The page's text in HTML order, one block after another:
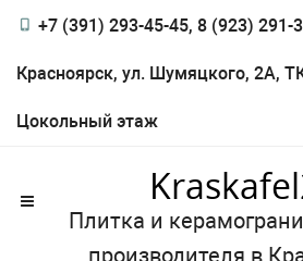
+7 (391) 293-45-45, 8 (923)
Красноярск, ул. Шумяцкого, 2А,
Цокольный этаж
Плитка и
производителя в